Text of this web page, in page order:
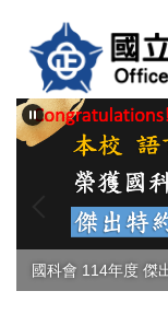
內
容
國科會 114年度 傑